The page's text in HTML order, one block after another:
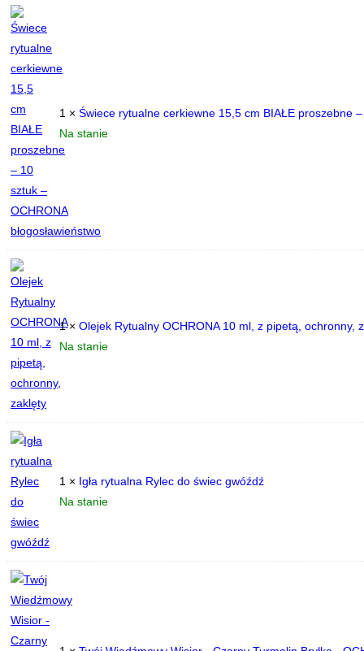
1 × Świece rytualne cerkiewne 15,5 cm BIAŁE proszebne
Na stanie
1 × Olejek Rytualny OCHRONA 10 ml, z pipetą, ochronny,
Na stanie
1 × Igła rytualna Rylec do świec gwóźdź
Na stanie